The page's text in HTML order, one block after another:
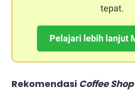
tepat.
Pelajari lebih lanjut
Rekomendasi Coffee Shop